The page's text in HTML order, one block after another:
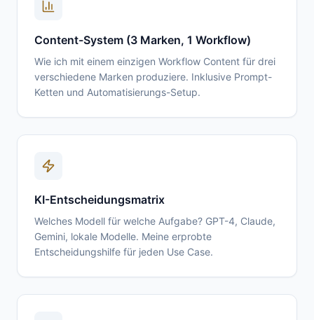
Content-System (3 Marken, 1 Workflow)
Wie ich mit einem einzigen Workflow Content für drei
verschiedene Marken produziere. Inklusive Prompt-
Ketten und Automatisierungs-Setup.
KI-Entscheidungsmatrix
Welches Modell für welche Aufgabe? GPT-4, Claude,
Gemini, lokale Modelle. Meine erprobte
Entscheidungshilfe für jeden Use Case.